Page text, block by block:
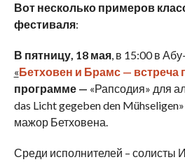
Вот несколько примеров
фестиваля:
В пятницу, 18 мая, в 15:00 в
«Бетховен и Брамс — встреча
программе — «Рапсодия» для
das Licht gegeben den
мажор Бетховена.
Среди исполнителей – солисты